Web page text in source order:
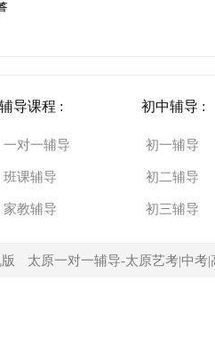
辅导课程 :
一对一辅导
班课辅导
家教辅导
初中辅导 :
初一辅导
初二辅导
初三辅导
太原一对一辅导-太原艺考|中考